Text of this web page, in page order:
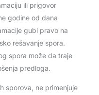
ili prigovor
godine od dana
gubi pravo na
rešavanje spora.
spora može da traje
predloga.
sporova, ne primenjuje